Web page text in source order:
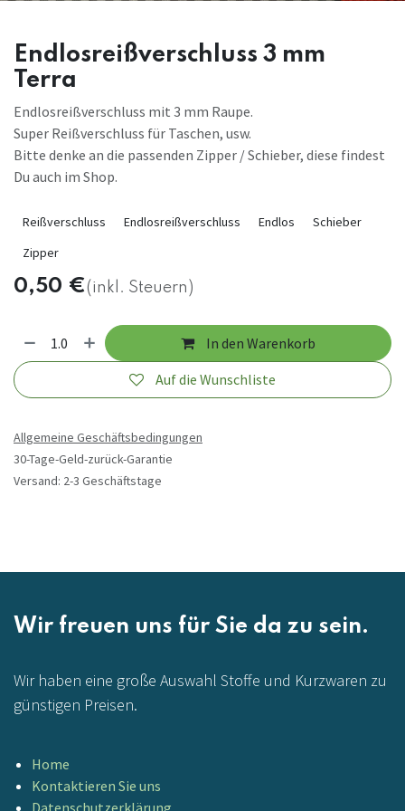
Endlosreißverschluss 3 mm
Terra
Endlosreißverschluss mit 3 mm Raupe.
Super Reißverschluss für Taschen, usw.
Bitte denke an die passenden Zipper / Schieber, diese findest
Du auch im Shop.
Reißverschluss Endlosreißverschluss Endlos
Schieber
Zipper
0,50 €(inkl. Steuern)
In den Warenkorb
Auf die Wunschliste
Allgemeine Geschäftsbedingungen
30-Tage-Geld-zurück-Garantie
Versand: 2-3 Geschäftstage
Wir freuen uns für Sie da zu sein.
Wir haben eine große Auswahl Stoffe und Kurzwaren zu
günstigen Preisen.
Home
Kontaktieren Sie uns
Datenschutzerklärung